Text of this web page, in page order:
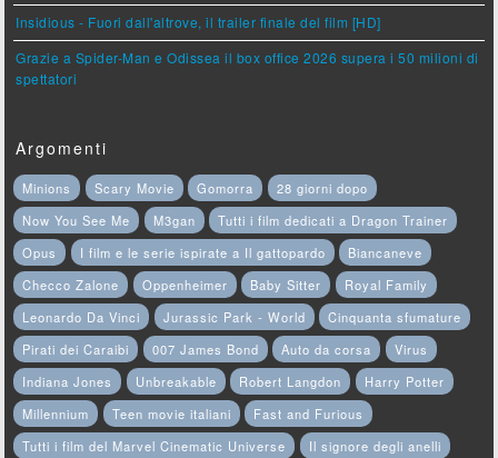
Insidious - Fuori dall'altrove, il trailer finale del film [HD]
Grazie a Spider-Man e Odissea il box office 2026 supera i 50 milioni di
spettatori
Argomenti
Minions Scary Movie Gomorra
28 giorni dopo
Now You See Me
M3gan
Tutti i film dedicati a Dragon Trainer
Opus
I film e le serie ispirate a Il gattopardo
Biancaneve
Checco Zalone
Oppenheimer Baby Sitter
Royal Family
Leonardo Da Vinci
Jurassic Park - World
Cinquanta sfumature
Pirati dei Caraibi
007 James Bond Auto da corsa
Virus
Indiana Jones
Unbreakable Robert Langdon
Harry Potter
Millennium
Teen movie italiani
Fast and Furious
Tutti i film del Marvel Cinematic Universe
Il signore degli anelli